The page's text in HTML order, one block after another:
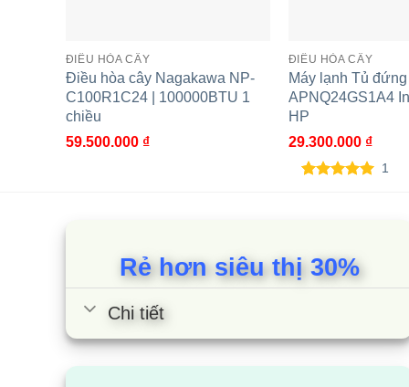
Độ ồn
Kích thước (R x C x S)
Trọng lượng
Chiều dài tối đa
Chênh lệch độ cao tối đa
Phạm vi hoạt động
ĐIỀU HÒA CÂY
Điều hòa cây Nagakawa NP-
C100R1C24 | 100000BTU 1
chiều
59.500.000 ₫
ĐIỀU HÒA CÂY
Máy lạnh Tủ
APNQ24GS1A4
HP
29.300.000 ₫
1
Rẻ hơn siêu thị 30%
Chi tiết